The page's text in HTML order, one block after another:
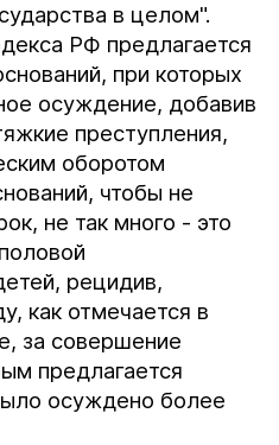
в целом".
РФ предлагается
при которых
осуждение, добавив
преступления,
оборотом
чтобы не
не так много - это
рецидив,
как отмечается в
за совершение
предлагается
осуждено более